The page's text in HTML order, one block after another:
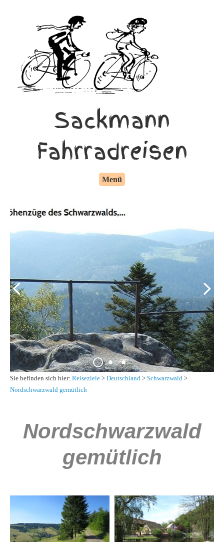
Sackmann
Fahrradreisen
Menü
Sie befinden sich hier: Reiseziele > Deutschland > Schwarzwald >
Nordschwarzwald gemütlich
Nordschwarzwald
gemütlich